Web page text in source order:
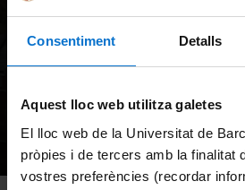
Consentiment Detalls
Aquest lloc web utilitza galetes
El lloc web de la Universitat de
pròpies i de tercers amb la finalitat
vostres preferències (recordar
Language
Program, curs